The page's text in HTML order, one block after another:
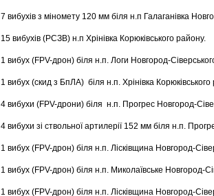
7 вибухів з міномету 120 мм біля н.п Галаганівка
15 вибухів (РСЗВ) н.п Хрінівка Корюківського району.
1 вибух (FPV-дрон) біля н.п. Логи Новгород-
1 вибух (скид з БпЛА) біля н.п. Хрінівка Корюківського
4 вибухи (FPV-дрони) біля н.п. Прогрес Новгород-
4 вибухи зі ствольної артилерії 152 мм біля н.п.
1 вибух (FPV-дрон) біля н.п. Лісківщина Новгород-
1 вибух (FPV-дрон) біля н.п. Миколаївське Новгород-
1 вибух (FPV-дрон) біля н.п. Лісківщина Новгород-